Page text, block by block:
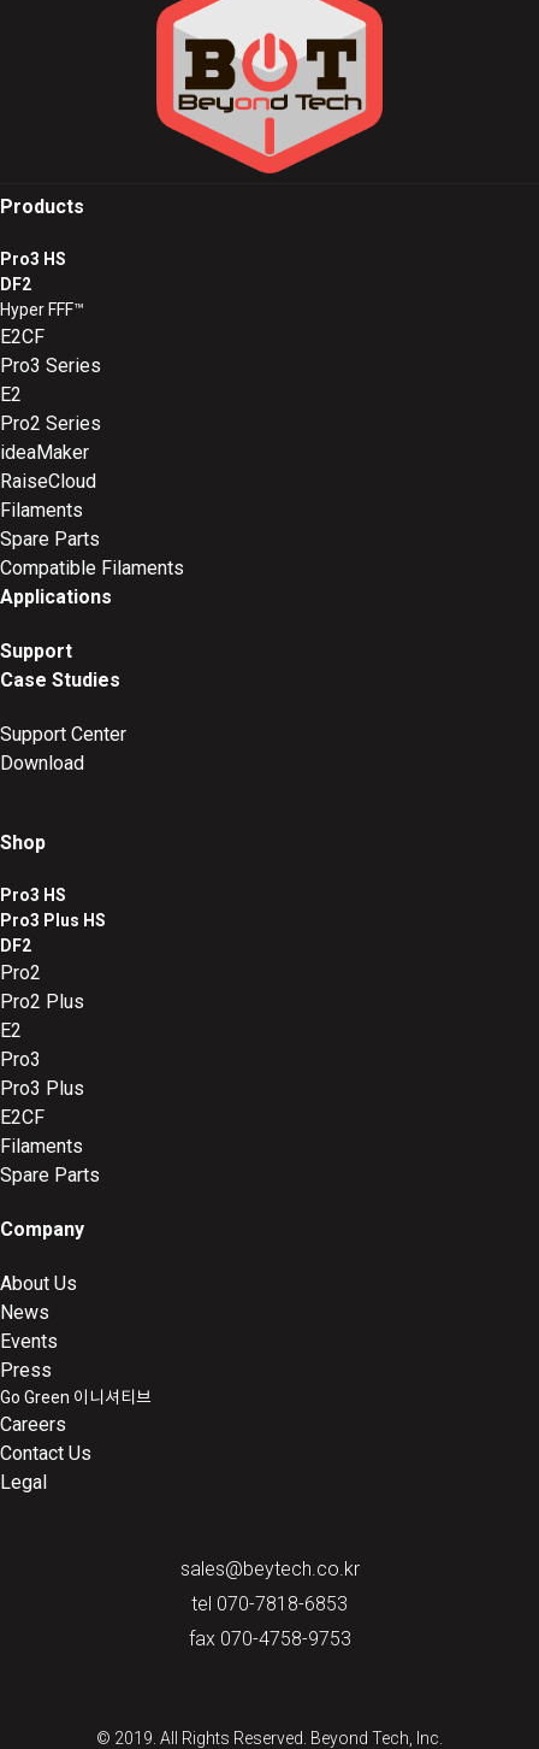
Products
Pro3 HS
DF2
Hyper FFF™
E2CF
Pro3 Series
E2
Pro2 Series
ideaMaker
RaiseCloud
Filaments
Spare Parts
Compatible Filaments
Applications
Support
Case Studies
Support Center
Download
Shop
Pro3 HS
Pro3 Plus HS
DF2
Pro2
Pro2 Plus
E2
Pro3
Pro3 Plus
E2CF
Filaments
Spare Parts
Company
About Us
News
Events
Press
Go Green 이니셔티브
Careers
Contact Us
Legal
sales@beytech.co.kr
tel 070-7818-6853
fax 070-4758-9753
© 2019. All Rights Reserved. Beyond Tech, Inc.